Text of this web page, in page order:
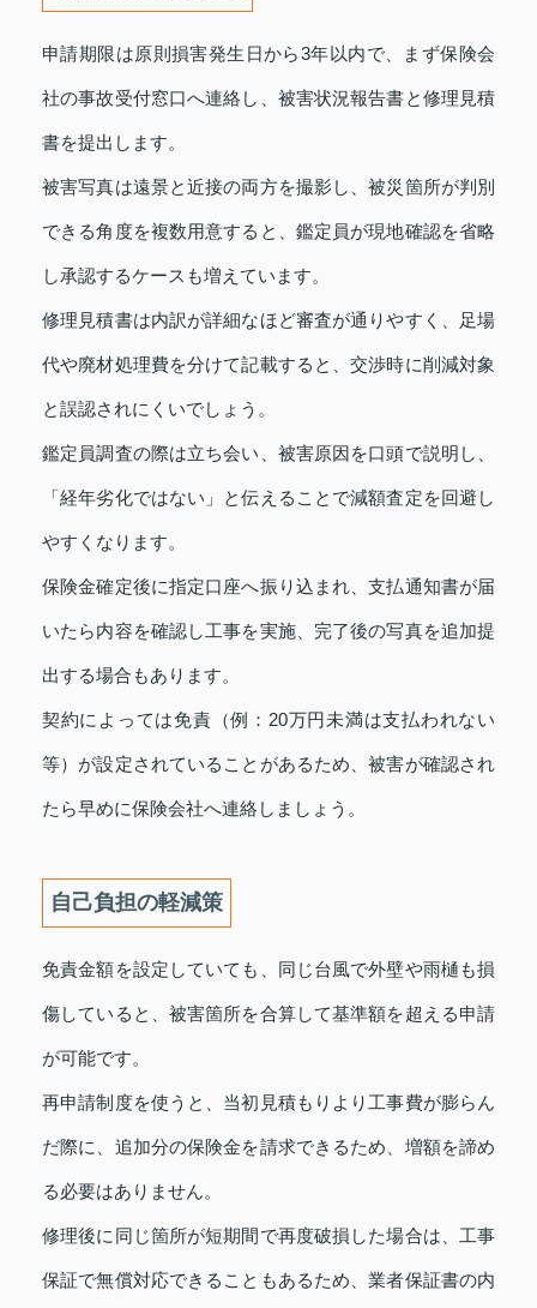
申請期限は原則損害発生日から3年以内で、まず保険会
社の事故受付窓口へ連絡し、被害状況報告書と修理見積
書を提出します。
被害写真は遠景と近接の両方を撮影し、被災箇所が判別
できる角度を複数用意すると、鑑定員が現地確認を省略
し承認するケースも増えています。
修理見積書は内訳が詳細なほど審査が通りやすく、足場
代や廃材処理費を分けて記載すると、交渉時に削減対象
と誤認されにくいでしょう。
鑑定員調査の際は立ち会い、被害原因を口頭で説明し、
「経年劣化ではない」と伝えることで減額査定を回避し
やすくなります。
保険金確定後に指定口座へ振り込まれ、支払通知書が届
いたら内容を確認し工事を実施、完了後の写真を追加提
出する場合もあります。
契約によっては免責（例：20万円未満は支払われない
等）が設定されていることがあるため、被害が確認され
たら早めに保険会社へ連絡しましょう。
自己負担の軽減策
免責金額を設定していても、同じ台風で外壁や雨樋も損
傷していると、被害箇所を合算して基準額を超える申請
が可能です。
再申請制度を使うと、当初見積もりより工事費が膨らん
だ際に、追加分の保険金を請求できるため、増額を諦め
る必要はありません。
修理後に同じ箇所が短期間で再度破損した場合は、工事
保証で無償対応できることもあるため、業者保証書の内